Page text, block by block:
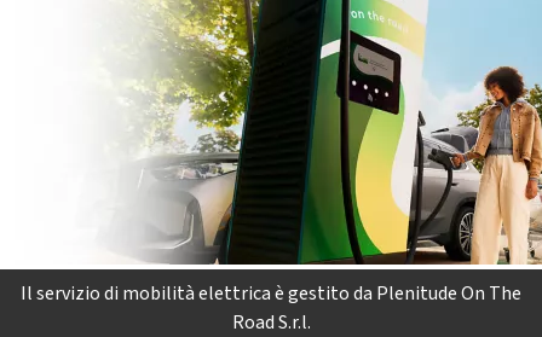
Il servizio di mobilità elettrica è gestito da Plenitude On The
Road S.r.l.